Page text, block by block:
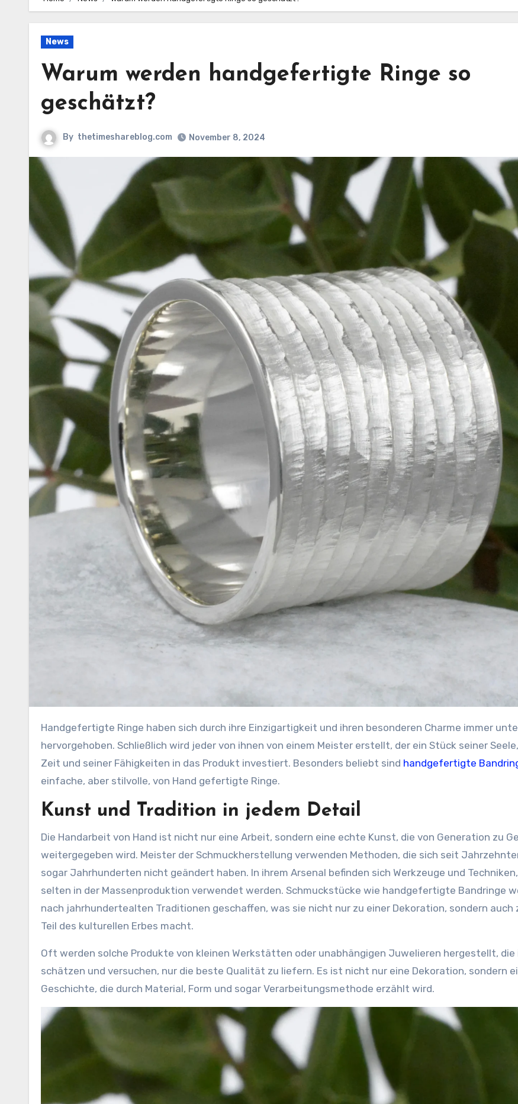
News
Warum werden handgefertigte Ringe so
geschätzt?
By thetimeshareblog.com November 8, 2024
Handgefertigte Ringe haben sich durch ihre Einzigartigkeit und ihren besonderen Charme immer unter Schmuck
hervorgehoben. Schließlich wird jeder von ihnen von einem Meister erstellt, der ein Stück seiner
Zeit und seiner Fähigkeiten in das Produkt investiert. Besonders beliebt sind handgefertigte
einfache, aber stilvolle, von Hand gefertigte Ringe.
Kunst und Tradition in jedem Detail
Die Handarbeit von Hand ist nicht nur eine Arbeit, sondern eine echte Kunst, die von Generation zu
weitergegeben wird. Meister der Schmuckherstellung verwenden Methoden, die sich seit
sogar Jahrhunderten nicht geändert haben. In ihrem Arsenal befinden sich Werkzeuge und
selten in der Massenproduktion verwendet werden. Schmuckstücke wie handgefertigte Bandringe
nach jahrhundertealten Traditionen geschaffen, was sie nicht nur zu einer Dekoration, sondern auch
Teil des kulturellen Erbes macht.
Oft werden solche Produkte von kleinen Werkstätten oder unabhängigen Juwelieren hergestellt, die
schätzen und versuchen, nur die beste Qualität zu liefern. Es ist nicht nur eine Dekoration, sondern
Geschichte, die durch Material, Form und sogar Verarbeitungsmethode erzählt wird.